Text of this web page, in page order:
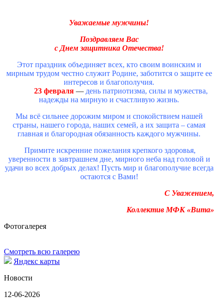
Уважаемые мужчины!
Поздравляем Вас
с Днем защитника Отечества!
Этот праздник объединяет всех, кто своим воинским и
мирным трудом честно служит Родине, заботится о защите ее
интересов и благополучия.
23 февраля— день патриотизма, силы и мужества,
надежды на мирную и счастливую жизнь.
Мы всё сильнее дорожим миром и спокойствием нашей
страны, нашего города, наших семей, а их защита – самая
главная и благородная обязанность каждого мужчины.
Примите искренние пожелания крепкого здоровья,
уверенности в завтрашнем дне, мирного неба над головой и
удачи во всех добрых делах! Пусть мир и благополучие всегда
остаются с Вами!
С Уважением,
Коллектив МФК «Вита»
Фотогалерея
Смотреть всю галерею
Яндекс карты
Новости
12-06-2026